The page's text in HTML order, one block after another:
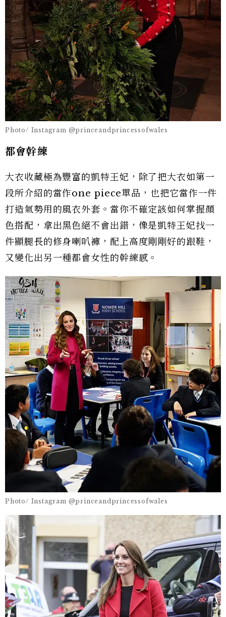
Photo/ Instagram @princeandprincessofwales
都會幹練
大衣收藏極為豐富的凱特王妃，除了把大衣如第一
段所介紹的當作one piece單品，也把它當作一件
打造氣勢用的風衣外套。當你不確定該如何掌握顏
色搭配，拿出黑色絕不會出錯，像是凱特王妃找一
件顯腿長的修身喇叭褲，配上高度剛剛好的跟鞋，
又變化出另一種都會女性的幹練感。
Photo/ Instagram @princeandprincessofwales